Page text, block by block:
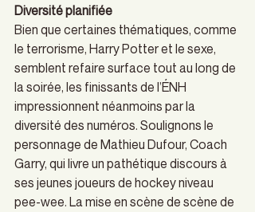
Diversité planifiée
Bien que certaines thématiques, comme
le terrorisme, Harry Potter et le sexe,
semblent refaire surface tout au long de
la soirée, les finissants de l’ÉNH
impressionnent néanmoins par la
diversité des numéros. Soulignons le
personnage de Mathieu Dufour, Coach
Garry, qui livre un pathétique discours à
ses jeunes joueurs de hockey niveau
pee-wee. La mise en scène de scène de